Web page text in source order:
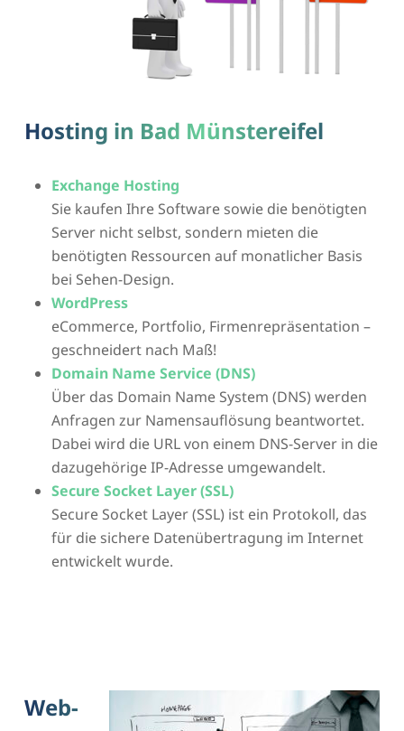
Hosting in Bad Münstereifel
Exchange Hosting
Sie kaufen Ihre Software sowie die benötigten
Server nicht selbst, sondern mieten die
benötigten Ressourcen auf monatlicher Basis
bei Sehen-Design.
WordPress
eCommerce, Portfolio, Firmenrepräsentation –
geschneidert nach Maß!
Domain Name Service (DNS)
Über das Domain Name System (DNS) werden
Anfragen zur Namensauflösung beantwortet.
Dabei wird die URL von einem DNS-Server in die
dazugehörige IP-Adresse umgewandelt.
Secure Socket Layer (SSL)
Secure Socket Layer (SSL) ist ein Protokoll, das
für die sichere Datenübertragung im Internet
entwickelt wurde.
Web-